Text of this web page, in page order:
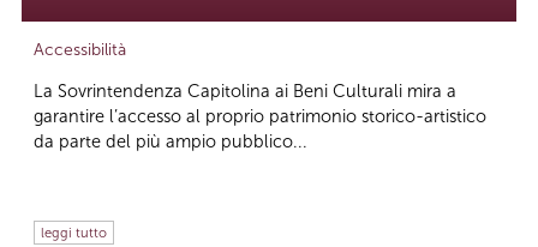
Accessibilità
La Sovrintendenza Capitolina ai Beni Culturali mira a
garantire l’accesso al proprio patrimonio storico-artistico
da parte del più ampio pubblico...
leggi tutto